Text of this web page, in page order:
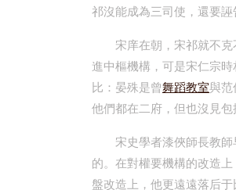
祁沒能成為三司使，還要
宋庠在朝，宋祁就不
進中樞機構，可是宋仁宗
比：晏殊是曾舞蹈教室與范
他們都在二府，但也沒見
宋史學者漆俠師長教
的。在對權要機構的改造
盤改造上，他更遠遠落后